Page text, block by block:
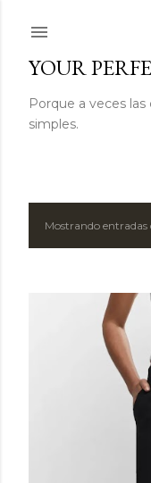
YOUR
Porque a veces
simples.
EMostrando entradas